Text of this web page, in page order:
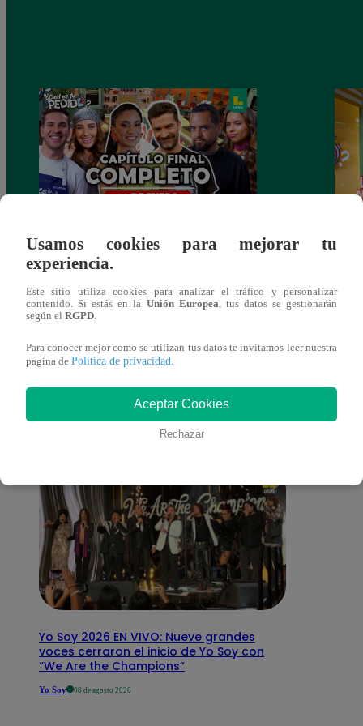
¿CUÁL ES TU PEDIDO? Martes 20 de
Enero – PROGRAMA COMPLETO
También te puede
interesar
Yo Soy 2026 EN VIVO: Nueve grandes
voces cerraron el inicio de Yo Soy con
“We Are the Champions”
Yo Soy 08 de agosto 2026
Usamos cookies para mejorar tu
experiencia.
Este sitio utiliza cookies para analizar el tráfico y personalizar
contenido. Si estás en la Unión Europea, tus datos se gestionarán
según el RGPD.
Para conocer mejor como se utilizan tus datos te invitamos leer nuestra
pagina de Política de privacidad.
Aceptar Cookies
Rechazar